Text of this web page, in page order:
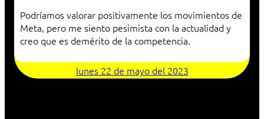
Podríamos valorar positivamente los movimientos de
Meta, pero me siento pesimista con la actualidad y
creo que es demérito de la competencia.
lunes 22 de mayo del 2023